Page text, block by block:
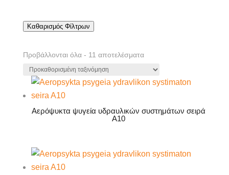
Καθαρισμός Φίλτρων
Προβάλλονται όλα - 11 αποτελέσματα
Αερόψυκτα ψυγεία υδραυλικών συστημάτων σειρά
A10